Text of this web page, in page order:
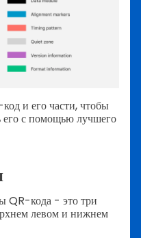
и его части, чтобы
его с помощью лучшего
QR-кода - это три
левом и нижнем